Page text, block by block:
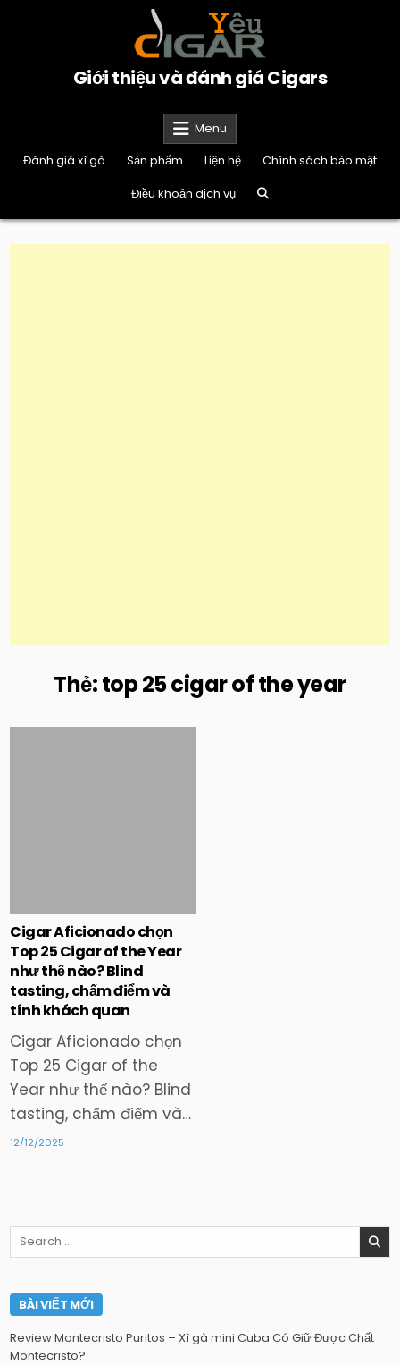
Giới thiệu và đánh giá Cigars
Menu
Đánh giá xì gà
Sản phẩm Liện hệ
Chính sách bảo mật
Điều khoản dịch vụ
Thẻ:top 25 cigar of the year
Cigar Aficionado chọn
Top 25 Cigar of the Year
như thế nào? Blind
tasting, chấm điểm và
tính khách quan
Cigar Aficionado chọn
Top 25 Cigar of the
Year như thế nào? Blind
tasting, chấm điểm và…
12/12/2025
Search
BÀI VIẾT MỚI
Review Montecristo Puritos – Xì gà mini Cuba Có Giữ Được Chất
Montecristo?